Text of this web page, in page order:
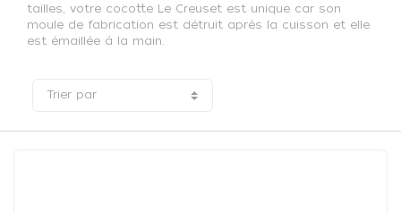
tailles, votre cocotte Le Creuset est unique car son
moule de fabrication est détruit après la cuisson et elle
est émaillée à la main.
Trier par